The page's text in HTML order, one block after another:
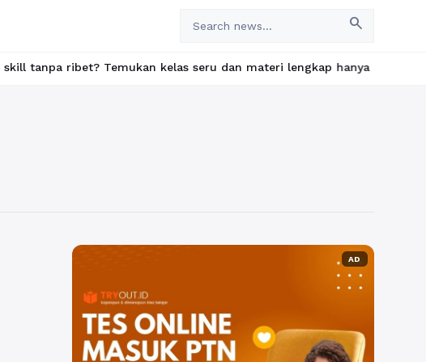
search
ribet? Temukan kelas seru dan materi lengkap hanya di
AD